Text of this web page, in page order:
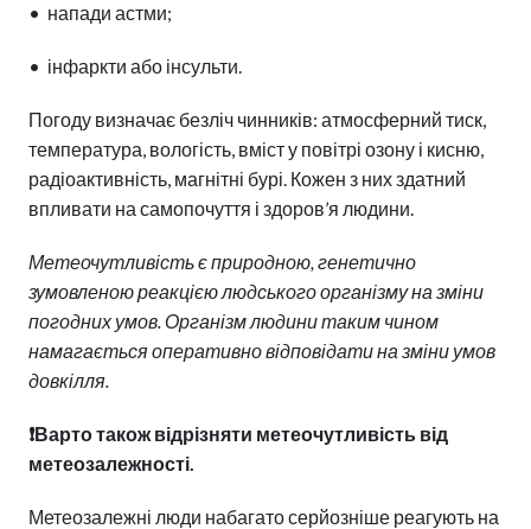
• напади астми;
• інфаркти або інсульти.
Погоду визначає безліч чинників: атмосферний тиск,
температура, вологість, вміст у повітрі озону і кисню,
радіоактивність, магнітні бурі. Кожен з них здатний
впливати на самопочуття і здоров’я людини.
Метеочутливість є природною, генетично
зумовленою реакцією людського організму на зміни
погодних умов. Організм людини таким чином
намагається оперативно відповідати на зміни умов
довкілля.
❗️Варто також відрізняти метеочутливість від
метеозалежності.
Метеозалежні люди набагато серйозніше реагують на